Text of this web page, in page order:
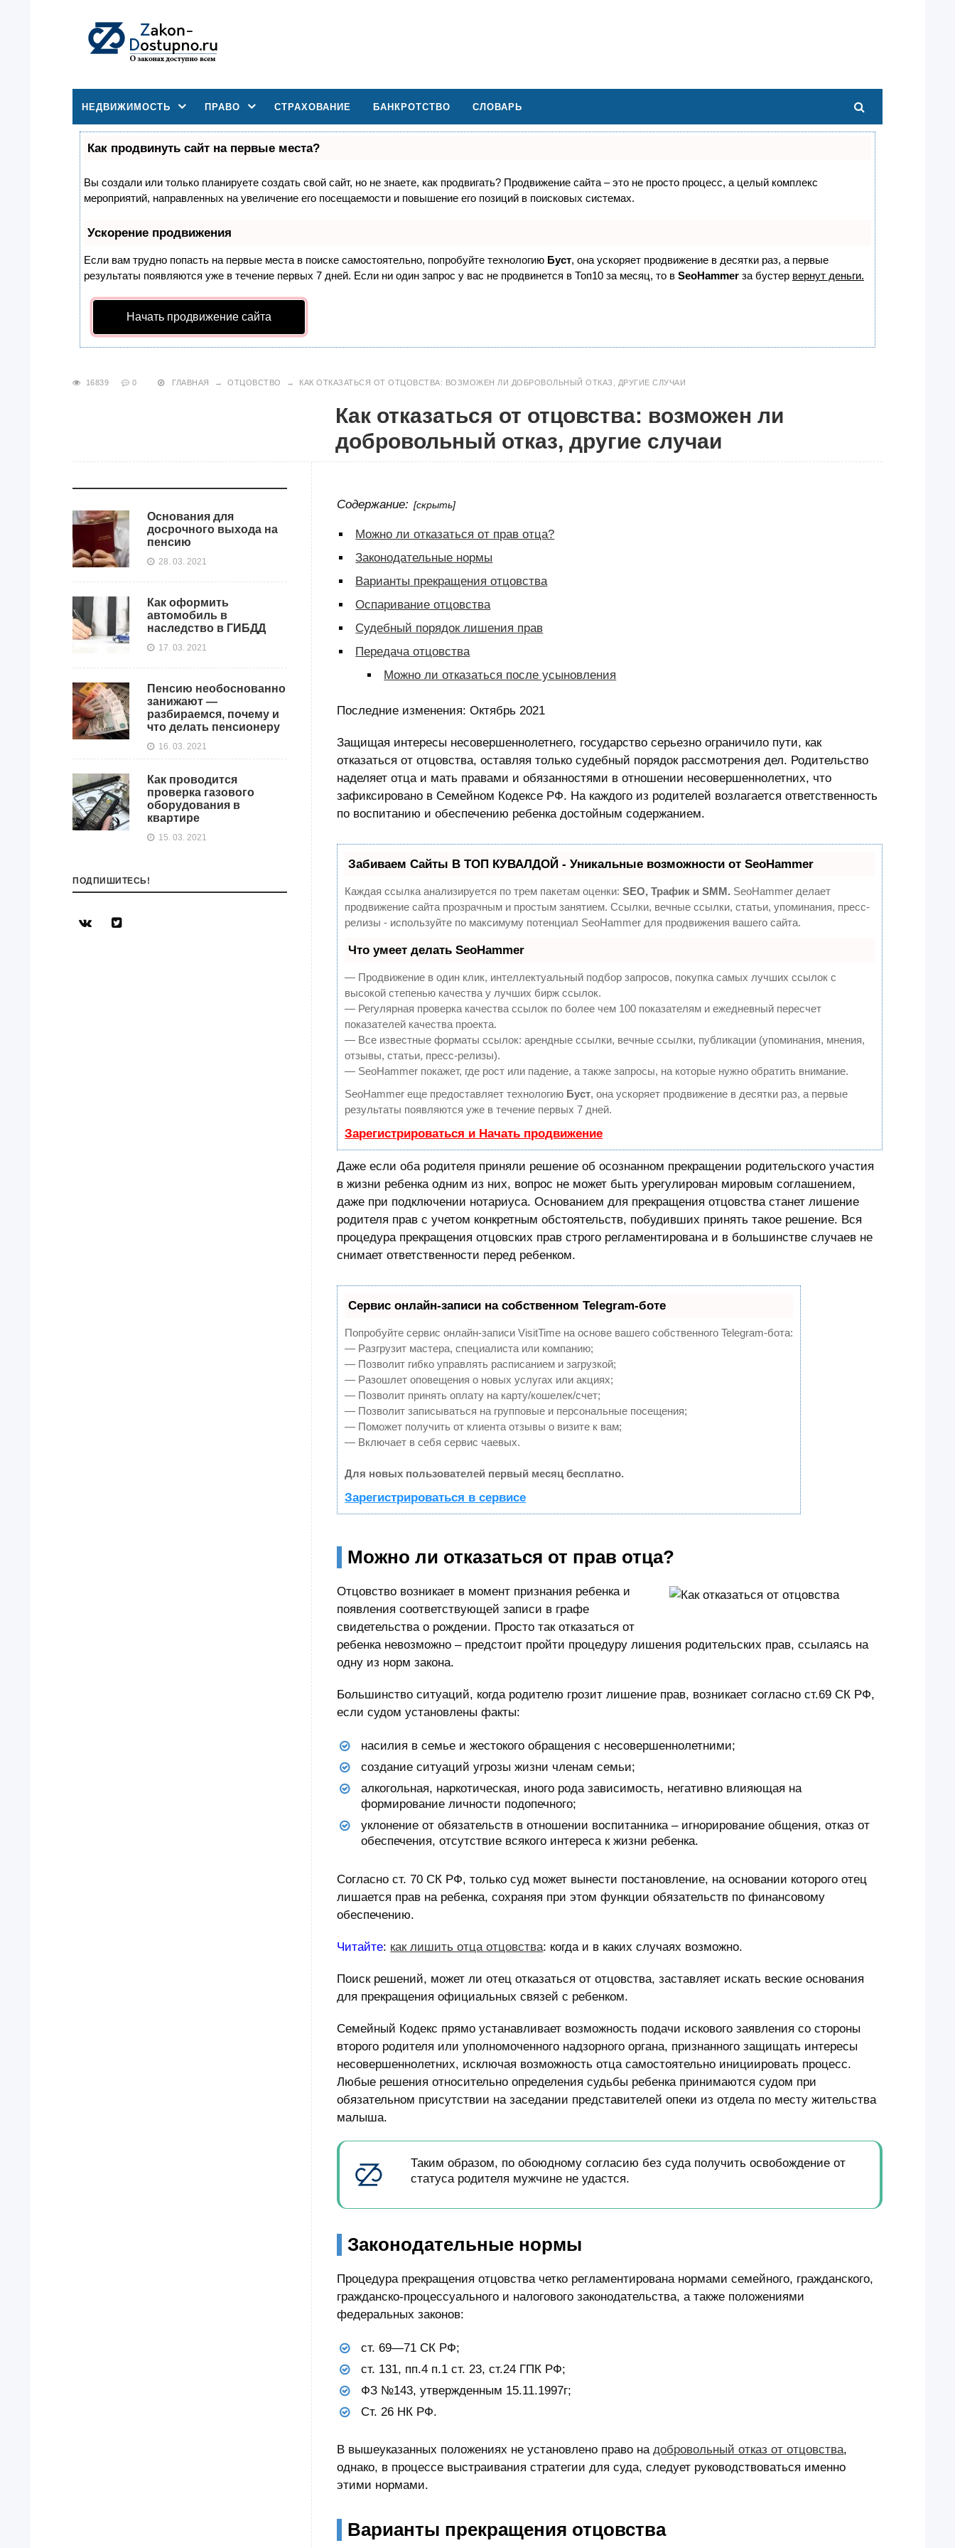
НЕДВИЖИМОСТЬ ПРАВО СТРАХОВАНИЕ БАНКРОТСТВО СЛОВАРЬ
Как продвинуть сайт на первые места?
Вы создали или только планируете создать свой сайт, но не знаете, как продвигать? Продвижение сайта – это не просто процесс, а целый комплекс
мероприятий, направленных на увеличение его посещаемости и повышение его позиций в поисковых системах.
Ускорение продвижения
Если вам трудно попасть на первые места в поиске самостоятельно, попробуйте технологию Буст, она ускоряет продвижение в десятки раз, а первые
результаты появляются уже в течение первых 7 дней. Если ни один запрос у вас не продвинется в Топ10 за месяц, то в SeoHammer за бустер вернут деньги.
Начать продвижение сайта
16839 0 ГЛАВНАЯ → ОТЦОВСТВО → КАК ОТКАЗАТЬСЯ ОТ ОТЦОВСТВА: ВОЗМОЖЕН ЛИ ДОБРОВОЛЬНЫЙ ОТКАЗ, ДРУГИЕ СЛУЧАИ
Как отказаться от отцовства: возможен ли
добровольный отказ, другие случаи
Содержание: [скрыть]
Можно ли отказаться от прав отца?
Законодательные нормы
Варианты прекращения отцовства
Оспаривание отцовства
Судебный порядок лишения прав
Передача отцовства
Можно ли отказаться после усыновления
Последние изменения:Октябрь 2021
Защищая интересы несовершеннолетнего, государство серьезно ограничило пути, как
отказаться от отцовства, оставляя только судебный порядок рассмотрения дел. Родительство
наделяет отца и мать правами и обязанностями в отношении несовершеннолетних, что
зафиксировано в Семейном Кодексе РФ. На каждого из родителей возлагается ответственность
по воспитанию и обеспечению ребенка достойным содержанием.
Забиваем Сайты В ТОП КУВАЛДОЙ - Уникальные возможности от SeoHammer
Каждая ссылка анализируется по трем пакетам оценки:SEO, Трафик и SMM. SeoHammer делает
продвижение сайта прозрачным и простым занятием. Ссылки, вечные ссылки, статьи, упоминания, пресс-
релизы - используйте по максимуму потенциал SeoHammer для продвижения вашего сайта.
Что умеет делать SeoHammer
— Продвижение в один клик, интеллектуальный подбор запросов, покупка самых лучших ссылок с
высокой степенью качества у лучших бирж ссылок.
— Регулярная проверка качества ссылок по более чем 100 показателям и ежедневный пересчет
показателей качества проекта.
— Все известные форматы ссылок: арендные ссылки, вечные ссылки, публикации (упоминания, мнения,
отзывы, статьи, пресс-релизы).
— SeoHammer покажет, где рост или падение, а также запросы, на которые нужно обратить внимание.
SeoHammer еще предоставляет технологию Буст, она ускоряет продвижение в десятки раз, а первые
результаты появляются уже в течение первых 7 дней.
Зарегистрироваться и Начать продвижение
Даже если оба родителя приняли решение об осознанном прекращении родительского участия
в жизни ребенка одним из них, вопрос не может быть урегулирован мировым соглашением,
даже при подключении нотариуса. Основанием для прекращения отцовства станет лишение
родителя прав с учетом конкретным обстоятельств, побудивших принять такое решение. Вся
процедура прекращения отцовских прав строго регламентирована и в большинстве случаев не
снимает ответственности перед ребенком.
Сервис онлайн-записи на собственном Telegram-боте
Попробуйте сервис онлайн-записи VisitTime на основе вашего собственного Telegram-бота:
— Разгрузит мастера, специалиста или компанию;
— Позволит гибко управлять расписанием и загрузкой;
— Разошлет оповещения о новых услугах или акциях;
— Позволит принять оплату на карту/кошелек/счет;
— Позволит записываться на групповые и персональные посещения;
— Поможет получить от клиента отзывы о визите к вам;
— Включает в себя сервис чаевых.
Для новых пользователей первый месяц бесплатно.
Зарегистрироваться в сервисе
Можно ли отказаться от прав отца?
Отцовство возникает в момент признания ребенка и
появления соответствующей записи в графе
свидетельства о рождении. Просто так отказаться от
ребенка невозможно – предстоит пройти процедуру лишения родительских прав, ссылаясь на
одну из норм закона.
Большинство ситуаций, когда родителю грозит лишение прав, возникает согласно ст.69 СК РФ,
если судом установлены факты:
насилия в семье и жестокого обращения с несовершеннолетними;
создание ситуаций угрозы жизни членам семьи;
алкогольная, наркотическая, иного рода зависимость, негативно влияющая на
формирование личности подопечного;
уклонение от обязательств в отношении воспитанника – игнорирование общения, отказ от
обеспечения, отсутствие всякого интереса к жизни ребенка.
Согласно ст. 70 СК РФ, только суд может вынести постановление, на основании которого отец
лишается прав на ребенка, сохраняя при этом функции обязательств по финансовому
обеспечению.
Читайте: как лишить отца отцовства: когда и в каких случаях возможно.
Поиск решений, может ли отец отказаться от отцовства, заставляет искать веские основания
для прекращения официальных связей с ребенком.
Семейный Кодекс прямо устанавливает возможность подачи искового заявления со стороны
второго родителя или уполномоченного надзорного органа, признанного защищать интересы
несовершеннолетних, исключая возможность отца самостоятельно инициировать процесс.
Любые решения относительно определения судьбы ребенка принимаются судом при
обязательном присутствии на заседании представителей опеки из отдела по месту жительства
малыша.
Таким образом, по обоюдному согласию без суда получить освобождение от
статуса родителя мужчине не удастся.
Законодательные нормы
Процедура прекращения отцовства четко регламентирована нормами семейного, гражданского,
гражданско-процессуального и налогового законодательства, а также положениями
федеральных законов:
ст. 69—71 СК РФ;
ст. 131, пп.4 п.1 ст. 23, ст.24 ГПК РФ;
ФЗ №143, утвержденным 15.11.1997г;
Ст. 26 НК РФ.
В вышеуказанных положениях не установлено право надобровольный отказ от отцовства,
однако, в процессе выстраивания стратегии для суда, следует руководствоваться именно
этими нормами.
Варианты прекращения отцовства
Основания для
досрочного выхода на
пенсию
28. 03. 2021
Как оформить
автомобиль в
наследство в ГИБДД
17. 03. 2021
Пенсию необоснованно
занижают —
разбираемся, почему и
что делать пенсионеру
16. 03. 2021
Как проводится
проверка газового
оборудования в
квартире
15. 03. 2021
ПОДПИШИТЕСЬ!